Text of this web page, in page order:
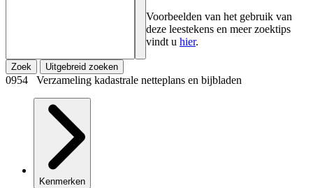
Voorbeelden van het gebruik van
deze leestekens en meer zoektips
vindt u hier.
Zoek Uitgebreid zoeken
0954 Verzameling kadastrale netteplans en bijbladen
Kenmerken